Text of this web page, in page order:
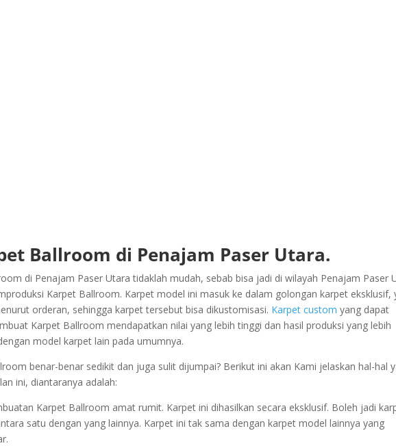
Ballroom di Penajam Paser Utara.
di Penajam Paser Utara tidaklah mudah, sebab bisa jadi di wilayah Penajam Paser
Karpet Ballroom. Karpet model ini masuk ke dalam golongan karpet eksklusif,
orderan, sehingga karpet tersebut bisa dikustomisasi. Karpet custom yang dapat
Karpet Ballroom mendapatkan nilai yang lebih tinggi dan hasil produksi yang lebih
model karpet lain pada umumnya.
benar-benar sedikit dan juga sulit dijumpai? Berikut ini akan Kami jelaskan hal-hal
ini, diantaranya adalah:
Karpet Ballroom amat rumit. Karpet ini dihasilkan secara eksklusif. Boleh jadi
satu dengan yang lainnya. Karpet ini tak sama dengan karpet model lainnya yang